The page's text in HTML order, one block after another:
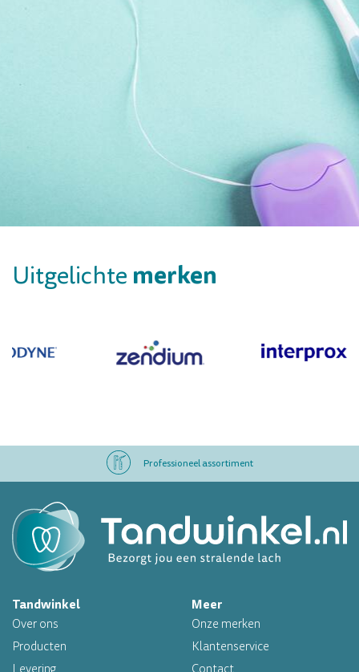
Uitgelichte merken
Professioneel assortiment
Op werkdagen voor 16.00 uur besteld, morgen in huis
Professioneel assortiment
Altijd op voorraad
Tandwinkel
Over ons
Producten
Meer
Onze merken
Klantenservice